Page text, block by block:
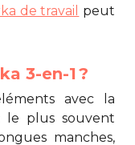
de travail
peut
3-en-1 ?
avec la
le plus souvent
manches,